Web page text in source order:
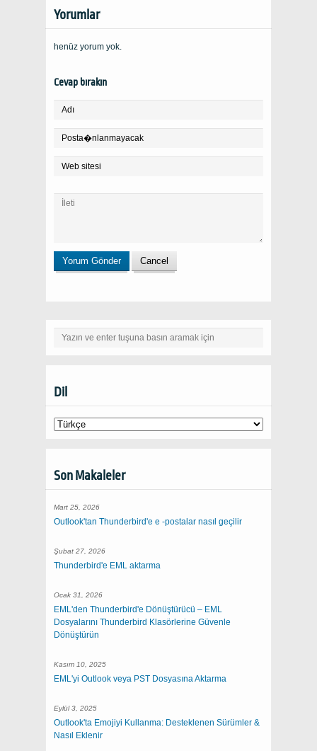
Yorumlar
henüz yorum yok.
Cevap bırakın
Dil
Son Makaleler
Mart 25, 2026
Outlook'tan Thunderbird'e e -postalar nasıl geçilir
Şubat 27, 2026
Thunderbird'e EML aktarma
Ocak 31, 2026
EML'den Thunderbird'e Dönüştürücü – EML
Dosyalarını Thunderbird Klasörlerine Güvenle
Dönüştürün
Kasım 10, 2025
EML'yi Outlook veya PST Dosyasına Aktarma
Eylül 3, 2025
Outlook'ta Emojiyi Kullanma: Desteklenen Sürümler &
Nasıl Eklenir